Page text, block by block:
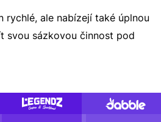
rychlé, ale nabízejí také úplnou
svou sázkovou činnost pod